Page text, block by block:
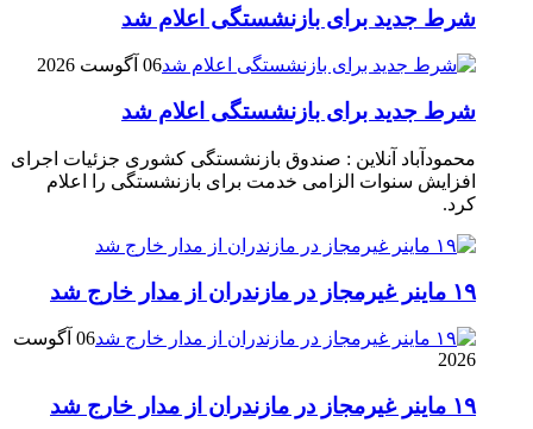
شرط جدید برای بازنشستگی اعلام شد
06 آگوست 2026
شرط جدید برای بازنشستگی اعلام شد
محمودآباد آنلاین : صندوق بازنشستگی کشوری جزئیات اجرای
افزایش سنوات الزامی خدمت برای بازنشستگی را اعلام
کرد.
۱۹ ماینر غیرمجاز در مازندران از مدار خارج شد
06 آگوست
2026
۱۹ ماینر غیرمجاز در مازندران از مدار خارج شد